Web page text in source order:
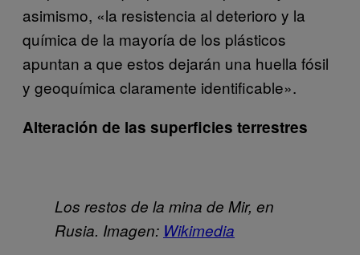
asimismo, «la resistencia al deterioro y la
química de la mayoría de los plásticos
apuntan a que estos dejarán una huella fósil
y geoquímica claramente identificable».
Alteración de las superficies terrestres
Los restos de la mina de Mir, en
Rusia. Imagen: Wikimedia